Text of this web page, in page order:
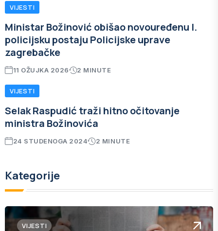
VIJESTI
Ministar Božinović obišao novouređenu I.
policijsku postaju Policijske uprave
zagrebačke
11 OŽUJKA 2026 2 MINUTE
VIJESTI
Selak Raspudić traži hitno očitovanje
ministra Božinovića
24 STUDENOGA 2024 2 MINUTE
Kategorije
VIJESTI